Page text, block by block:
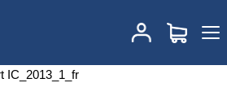
Essais interlaboratoires : composition
de viandes - rapport IC_2013_1_fr